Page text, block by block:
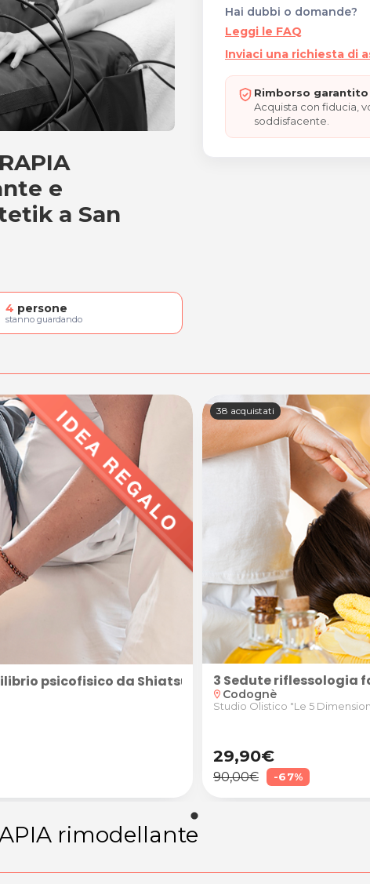
rimodellante
e
a San
4 persone
stanno guardando
Hai dubbi o domande?
Leggi le FAQ
Inviaci una richiesta di
Rimborso
Acquista con fiducia,
soddisfacente.
psicofisico da Shiatsu Conegliano di Massimo
38 acquistati
3 Sedute riflessologia
location_on Codognè
Studio Olistico "Le 5
29,90€
90,00€ -67%
rimodellante